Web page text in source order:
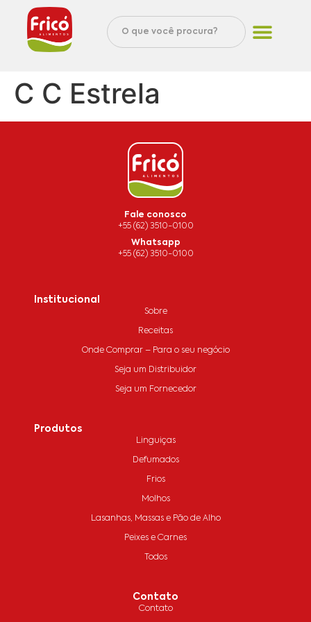
C C Estrela
Fale conosco
+55 (62) 3510-0100
Whatsapp
+55 (62) 3510-0100
Institucional
Sobre
Receitas
Onde Comprar – Para o seu negócio
Seja um Distribuidor
Seja um Fornecedor
Produtos
Linguiças
Defumados
Frios
Molhos
Lasanhas, Massas e Pão de Alho
Peixes e Carnes
Todos
Contato
Contato